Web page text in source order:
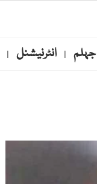
جہلم | انٹرنیشنل |